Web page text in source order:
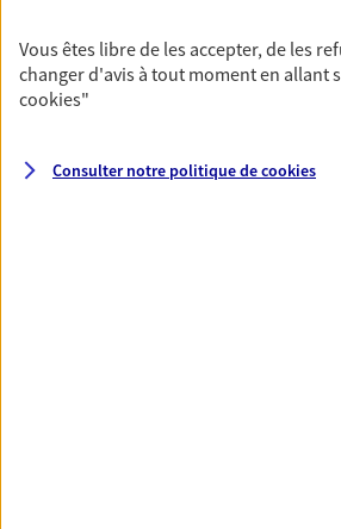
N° Orias * (orias.fr) : 24006884
Sophie Peyroche
Vous êtes libre de les accepter, de les
changer d'avis à tout moment en allant
cookies"
Consulter notre politique decookies